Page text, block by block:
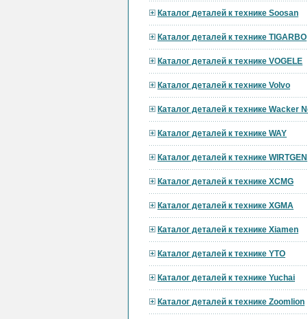
Каталог деталей к технике Soosan
Каталог деталей к технике TIGARBO
Каталог деталей к технике VOGELE
Каталог деталей к технике Volvo
Каталог деталей к технике Wacker
Каталог деталей к технике WAY
Каталог деталей к технике WIRTGEN
Каталог деталей к технике XCMG
Каталог деталей к технике XGMA
Каталог деталей к технике Xiamen
Каталог деталей к технике YTO
Каталог деталей к технике Yuchai
Каталог деталей к технике Zoomlion